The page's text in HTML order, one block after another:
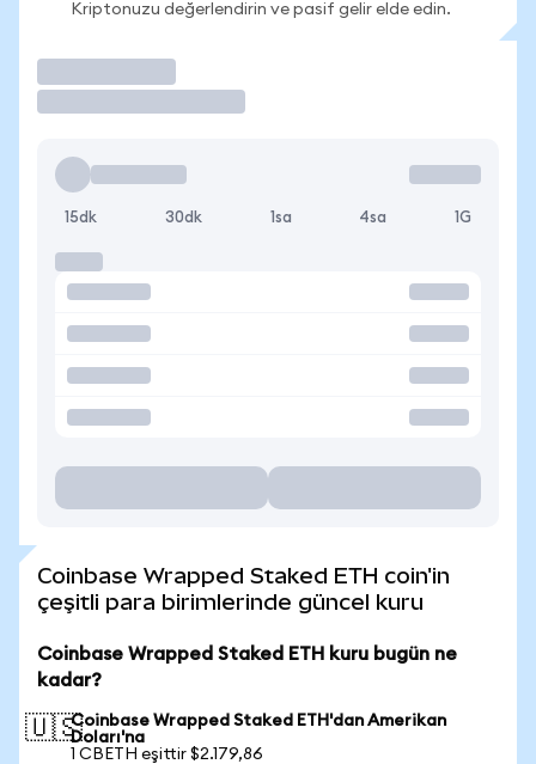
Kriptonuzu değerlendirin ve pasif gelir elde edin.
15dk 30dk 1sa 4sa 1G
Coinbase Wrapped Staked ETH coin'in
çeşitli para birimlerinde güncel kuru
Coinbase Wrapped Staked ETH kuru bugün ne
kadar?
🇺🇸Coinbase Wrapped Staked ETH'dan Amerikan
Doları'na
1 CBETH eşittir $2.179,86